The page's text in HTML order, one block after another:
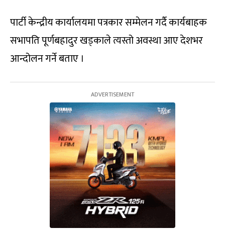
पार्टी केन्द्रीय कार्यालयमा पत्रकार सम्मेलन गर्दै कार्यबाहक
सभापति पूर्णबहादुर खड्काले त्यस्तो अवस्था आए देशभर
आन्दोलन गर्ने बताए ।